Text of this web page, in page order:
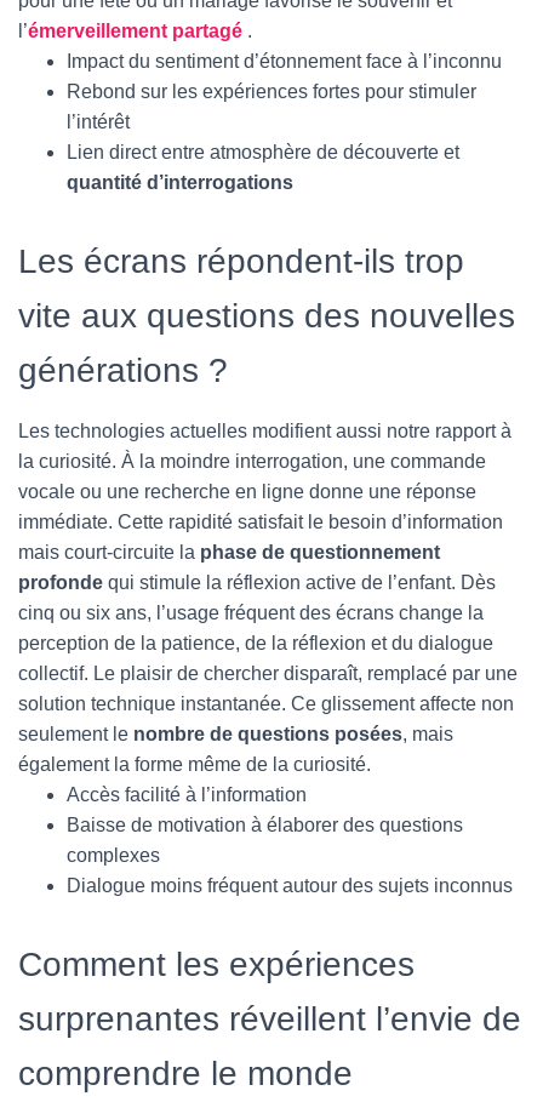
l’émerveillement partagé .
Impact du sentiment d’étonnement face à l’inconnu
Rebond sur les expériences fortes pour stimuler
l’intérêt
Lien direct entre atmosphère de découverte et
quantité d’interrogations
Les écrans répondent-ils trop
vite aux questions des nouvelles
générations ?
Les technologies actuelles modifient aussi notre rapport à
la curiosité. À la moindre interrogation, une commande
vocale ou une recherche en ligne donne une réponse
immédiate. Cette rapidité satisfait le besoin d’information
mais court-circuite la phase de questionnement
profonde qui stimule la réflexion active de l’enfant. Dès
cinq ou six ans, l’usage fréquent des écrans change la
perception de la patience, de la réflexion et du dialogue
collectif. Le plaisir de chercher disparaît, remplacé par une
solution technique instantanée. Ce glissement affecte non
seulement le nombre de questions posées, mais
également la forme même de la curiosité.
Accès facilité à l’information
Baisse de motivation à élaborer des questions
complexes
Dialogue moins fréquent autour des sujets inconnus
Comment les expériences
surprenantes réveillent l’envie de
comprendre le monde